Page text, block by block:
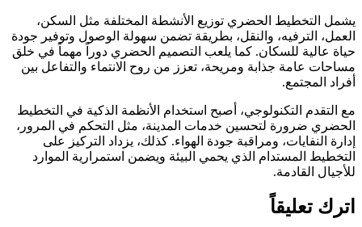
يشمل التخطيط الحضري توزيع الأنشطة المختلفة مثل السكن،
العمل، الترفيه، والنقل، بطريقة تضمن سهولة الوصول وتوفير جودة
حياة عالية للسكان. كما يلعب التصميم الحضري دوراً مهماً في خلق
مساحات عامة جذابة ومريحة، تعزز من روح الانتماء والتفاعل بين
أفراد المجتمع.
مع التقدم التكنولوجي، أصبح استخدام الأنظمة الذكية في التخطيط
الحضري ضرورة لتحسين خدمات المدينة، مثل التحكم في المرور،
إدارة النفايات، ومراقبة جودة الهواء. كذلك، يزداد التركيز على
التخطيط المستدام الذي يحمي البيئة ويضمن استمرارية الموارد
للأجيال القادمة.
اترك تعليقاً